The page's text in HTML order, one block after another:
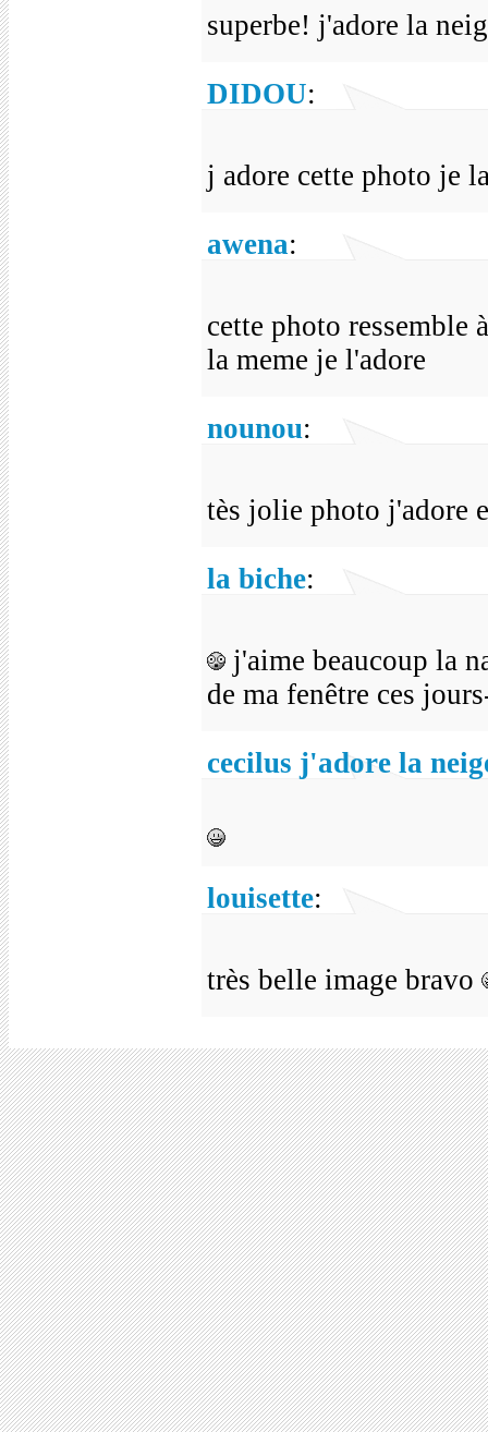
superbe! j'adore la
DIDOU:
j adore cette photo je
awena:
cette photo ressemble
la meme je l'adore
nounou:
tès jolie photo j'adore
la biche:
j'aime beaucoup la
de ma fenêtre ces
cecilus j'adore la
louisette:
très belle image bravo